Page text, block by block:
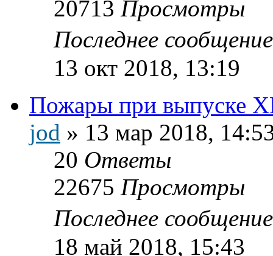
20713 Просмотры
Последнее
13 окт 2018, 13:19
Пожары при выпуске
jod » 13 мар 2018,
20 Ответы
22675 Просмотры
Последнее
18 май 2018, 15:43